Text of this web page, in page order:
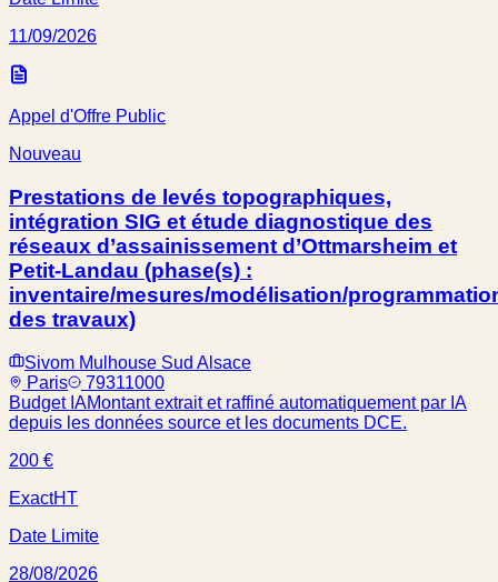
11/09/2026
Appel d'Offre Public
Nouveau
Prestations de levés topographiques,
intégration SIG et étude diagnostique des
réseaux d’assainissement d’Ottmarsheim et
Petit-Landau (phase(s) :
inventaire/mesures/modélisation/
des travaux)
Sivom Mulhouse Sud Alsace
Paris
79311000
Budget IAMontant extrait et raffiné automatiquement par IA
depuis les données source et les documents DCE.
200 €
ExactHT
Date Limite
28/08/2026